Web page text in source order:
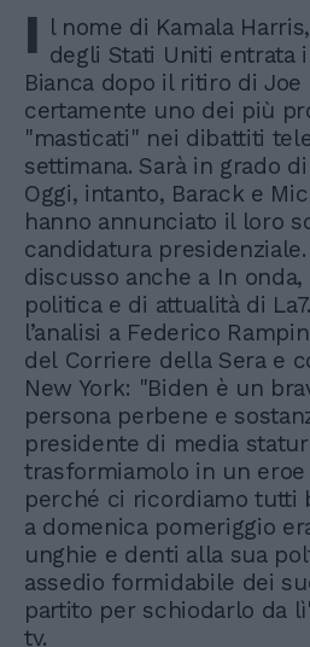
I l nome di Kamala
degli Stati Uniti entrata
Bianca dopo il ritiro di Joe
certamente uno dei più
"masticati" nei dibattiti
settimana. Sarà in grado
Oggi, intanto, Barack e
hanno annunciato il loro
candidatura
discusso anche a In
politica e di attualità di
l’analisi a Federico
del Corriere della Sera e
New York: "Biden è un
persona perbene e
presidente di media
trasformiamolo in un
perché ci ricordiamo tutti
a domenica pomeriggio
unghie e denti alla sua
assedio formidabile dei
partito per schiodarlo da
tv.